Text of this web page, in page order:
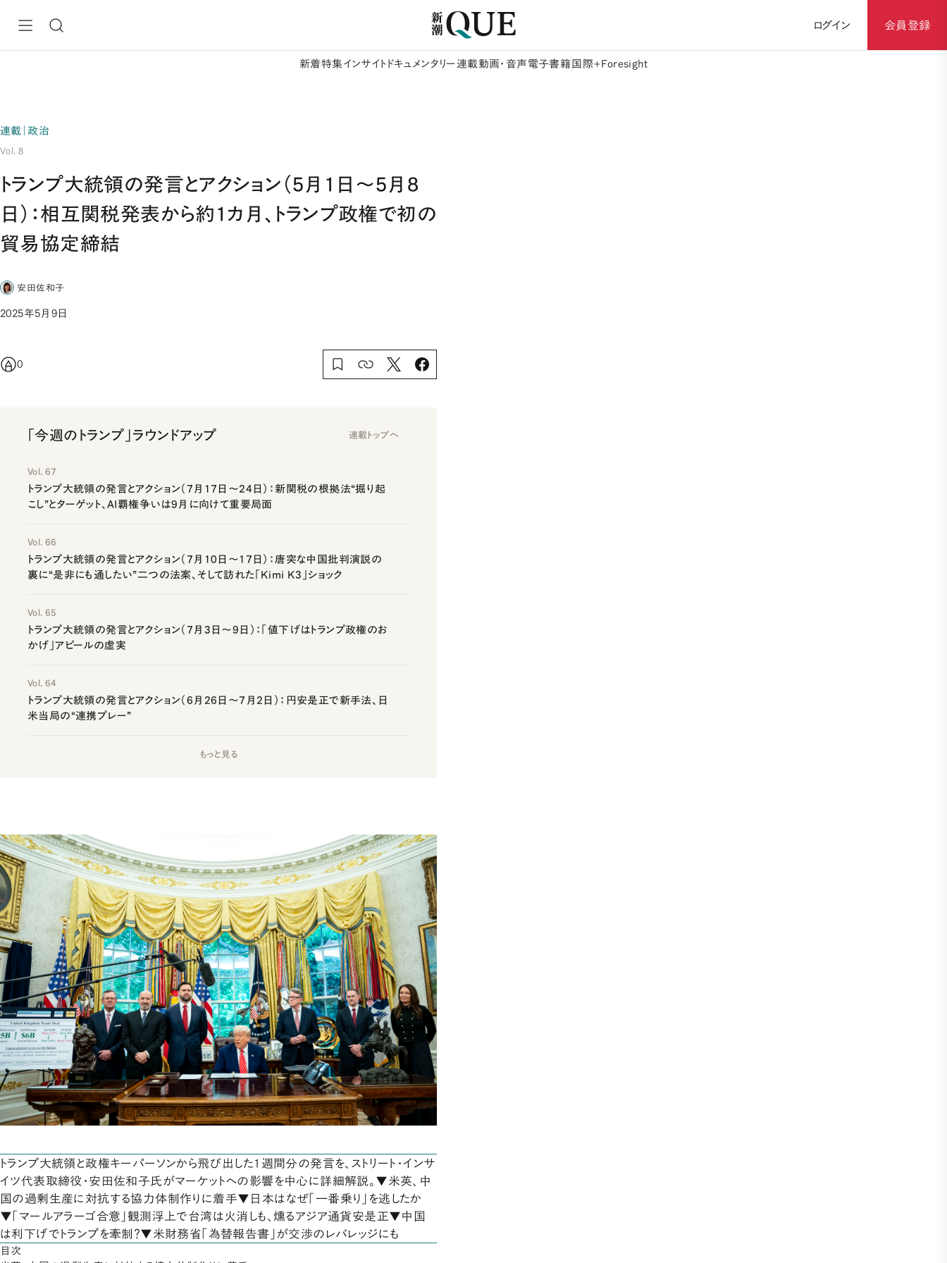
ログイン 会員登録
新着特集 インサイト ドキュメンタリー 連載動画・音声 電子書籍 国際+Foresight
連載｜政治
Vol. 8
トランプ大統領の発言とアクション（5月1日～5月8
日）：相互関税発表から約1カ月、トランプ政権で初の
貿易協定締結
安田佐和子
2025年5月9日
0
「今週のトランプ」ラウンドアップ 連載トップへ
Vol. 67
トランプ大統領の発言とアクション（7月17日～24日）：新関税の根拠法“掘り起
こし”とターゲット、AI覇権争いは9月に向けて重要局面
Vol. 66
トランプ大統領の発言とアクション（7月10日～17日）：唐突な中国批判演説の
裏に“是非にも通したい”二つの法案、そして訪れた「Kimi K3」ショック
Vol. 65
トランプ大統領の発言とアクション（7月3日～9日）：「値下げはトランプ政権のお
かげ」アピールの虚実
Vol. 64
トランプ大統領の発言とアクション（6月26日～7月2日）：円安是正で新手法、日
米当局の“連携プレー”
もっと見る
トランプ大統領と政権キーパーソンから飛び出した1週間分の発言を、ストリート・インサ
イツ代表取締役・安田佐和子氏がマーケットへの影響を中心に詳細解説。▼米英、中
国の過剰生産に対抗する協力体制作りに着手▼日本はなぜ「一番乗り」を逃したか
▼「マールアラーゴ合意」観測浮上で台湾は火消しも、燻るアジア通貨安是正▼中国
は利下げでトランプを牽制？▼米財務省「為替報告書」が交渉のレバレッジにも
目次